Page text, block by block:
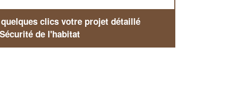
clics votre projet détaillé
de l'habitat